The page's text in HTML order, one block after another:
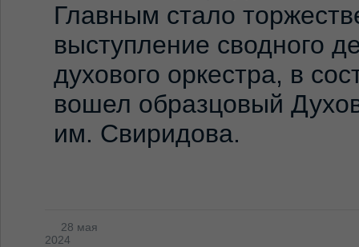
Главным стало
выступление сводного
духового оркестра, в
вошел образцовый
им. Свиридова.
28 мая
2024